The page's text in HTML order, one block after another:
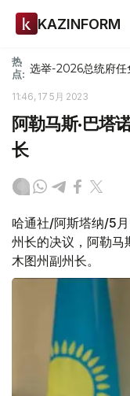
KAZINFORM
热
点: 选举-2026总统府任
11:46, 17 5月 2023
阿勒马斯·巴塔
长
哈通社/阿斯塔纳/5
州长的决议，阿勒马
木图州副州长。